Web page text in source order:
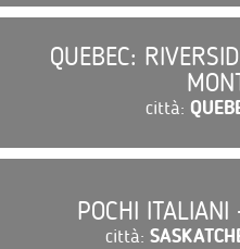
QUEBEC:
città:
POCHI
città: